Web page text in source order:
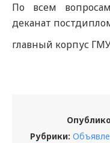
По всем
деканат
главный корпус
Рубрики: